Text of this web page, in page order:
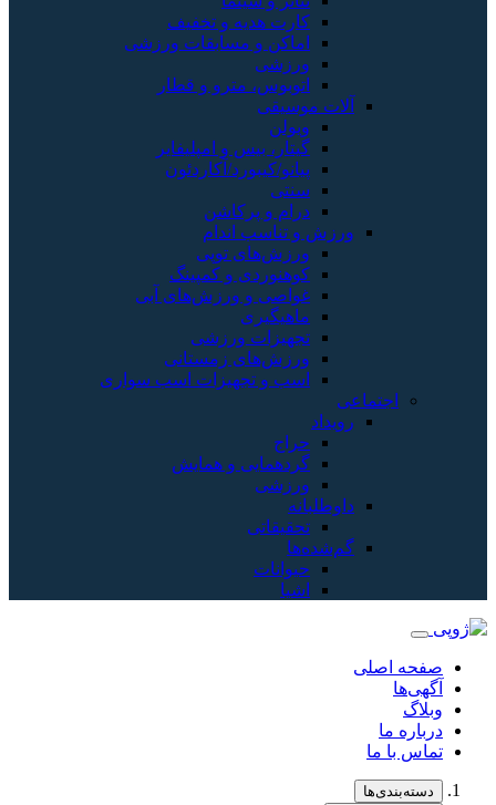
کارت هدیه و تخفیف
اماکن و مسابقات ورزشی
ورزشی
اتوبوس، مترو و قطار
آلات موسیقی
ویولن
گیتار، بیس و امپلیفایر
پیانو/کیبورد/آکاردئون
سنتی
درام و پرکاشن
ورزش و تناسب اندام
ورزش‌های توپی
کوهنوردی و کمپینگ
غواصی و ورزش‌های آبی
ماهیگیری
تجهیزات ورزشی
ورزش‌های زمستانی
اسب و تجهیزات اسب سواری
اجتماعی
رویداد
حراج
گردهمایی و همایش
ورزشی
داوطلبانه
تحقیقاتی
گم‌شده‌ها
حیوانات
اشیا
صفحه اصلی
آگهی‌ها
وبلاگ
درباره ما
تماس با ما
دسته‌بندی‌ها